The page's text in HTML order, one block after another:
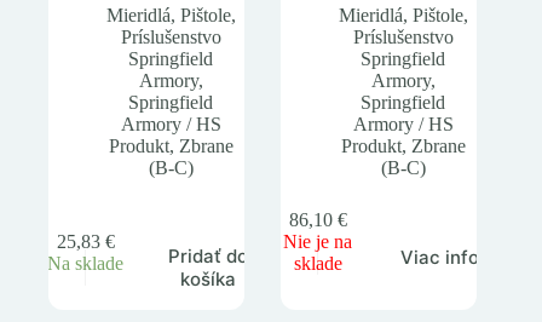
Mieridlá, Pištole,
Príslušenstvo
Springfield
Armory,
Springfield
Armory / HS
Produkt, Zbrane
(B-C)
25,83 €
Na sklade
Pridať do
košíka
Mieridlá, Pištole,
Príslušenstvo
Springfield
Armory,
Springfield
Armory / HS
Produkt, Zbrane
(B-C)
86,10 €
Nie je na
sklade
Viac info